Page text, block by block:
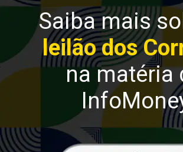
Saiba mais
leilão dos
na matéria